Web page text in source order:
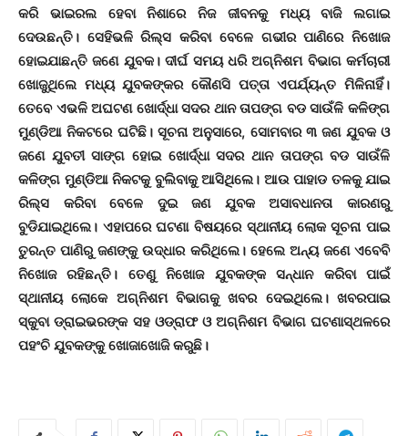
କରି ଭାଇରଲ ହେବା ନିଶାରେ ନିଜ ଜୀବନକୁ ମଧ୍ୟ ବାଜି ଲଗାଇ
ଦେଉଛନ୍ତି। ସେହିଭଳି ରିଲ୍ସ କରିବା ବେଳେ ଗଭୀର ପାଣିରେ ନିଖୋଜ
ହୋଇଯାଛନ୍ତି ଜଣେ ଯୁବକ। ଦୀର୍ଘ ସମୟ ଧରି ଅଗ୍ନିଶମ ବିଭାଗ କର୍ମଚାରୀ
ଖୋଜୁଥିଲେ ମଧ୍ୟ ଯୁବକଙ୍କର କୌଣସି ପତ୍ତା ଏପର୍ଯ୍ୟନ୍ତ ମିଳିନାହିଁ।
ତେବେ ଏଭଳି ଅଘଟଣ ଖୋର୍ଦ୍ଧା ସଦର ଥାନ ତାପଙ୍ଗ ବଡ ସାଉଁଳି କଳିଙ୍ଗ
ମୁଣ୍ଡିଆ ନିକଟରେ ଘଟିଛି। ସୂଚନା ଅନୁସାରେ, ସୋମବାର ୩ ଜଣ ଯୁବକ ଓ
ଜଣେ ଯୁବତୀ ସାଙ୍ଗ ହୋଇ ଖୋର୍ଦ୍ଧା ସଦର ଥାନ ତାପଙ୍ଗ ବଡ ସାଉଁଳି
କଳିଙ୍ଗ ମୁଣ୍ଡିଆ ନିକଟକୁ ବୁଲିବାକୁ ଆସିଥିଲେ। ଆଉ ପାହାଡ ତଳକୁ ଯାଇ
ରିଲ୍ସ କରିବା ବେଳେ ଦୁଇ ଜଣ ଯୁବକ ଅସାବଧାନତା କାରଣରୁ
ବୁଡିଯାଇଥିଲେ। ଏହାପରେ ଘଟଣା ବିଷୟରେ ସ୍ଥାନୀୟ ଲୋକ ସୂଚନା ପାଇ
ତୁରନ୍ତ ପାଣିରୁ ଜଣଙ୍କୁ ଉଦ୍ଧାର କରିଥିଲେ। ହେଲେ ଅନ୍ୟ ଜଣେ ଏବେବି
ନିଖୋଜ ରହିଛନ୍ତି। ତେଣୁ ନିଖୋଜ ଯୁବକଙ୍କ ସନ୍ଧାନ କରିବା ପାଇଁ
ସ୍ଥାନୀୟ ଲୋକେ ଅଗ୍ନିଶମ ବିଭାଗକୁ ଖବର ଦେଇଥିଲେ। ଖବରପାଇ
ସ୍କୁବା ଡ୍ରାଇଭରଙ୍କ ସହ ଓଡ୍ରାଫ ଓ ଅଗ୍ନିଶମ ବିଭାଗ ଘଟଣାସ୍ଥଳରେ
ପହଂଚି ଯୁବକଙ୍କୁ ଖୋଜାଖୋଜି କରୁଛି।